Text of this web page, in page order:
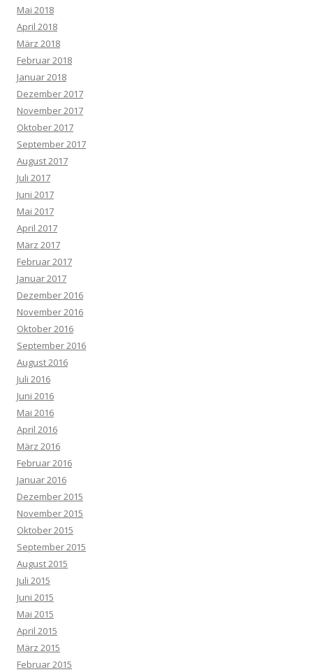
Mai 2018
April 2018
März 2018
Februar 2018
Januar 2018
Dezember 2017
November 2017
Oktober 2017
September 2017
August 2017
Juli 2017
Juni 2017
Mai 2017
April 2017
März 2017
Februar 2017
Januar 2017
Dezember 2016
November 2016
Oktober 2016
September 2016
August 2016
Juli 2016
Juni 2016
Mai 2016
April 2016
März 2016
Februar 2016
Januar 2016
Dezember 2015
November 2015
Oktober 2015
September 2015
August 2015
Juli 2015
Juni 2015
Mai 2015
April 2015
März 2015
Februar 2015